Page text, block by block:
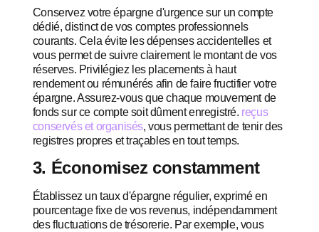
Conservez votre épargne d'urgence sur un compte
dédié, distinct de vos comptes professionnels
courants. Cela évite les dépenses accidentelles et
vous permet de suivre clairement le montant de vos
réserves. Privilégiez les placements à haut
rendement ou rémunérés afin de faire fructifier votre
épargne. Assurez-vous que chaque mouvement de
fonds sur ce compte soit dûment enregistré. reçus
conservés et organisés, vous permettant de tenir des
registres propres et traçables en tout temps.
3. Économisez constamment
Établissez un taux d'épargne régulier, exprimé en
pourcentage fixe de vos revenus, indépendamment
des fluctuations de trésorerie. Par exemple, vous